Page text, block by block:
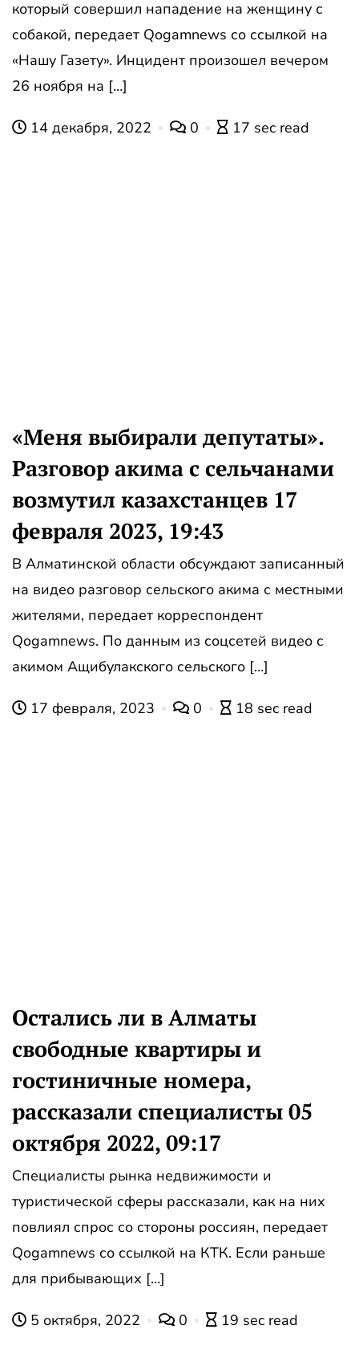
который совершил нападение на женщину с
собакой, передает Qogamnews со ссылкой на
«Нашу Газету». Инцидент произошел вечером
26 ноября на […]
14 декабря, 2022 0 17 sec read
«Меня выбирали депутаты».
Разговор акима с сельчанами
возмутил казахстанцев 17
февраля 2023, 19:43
В Алматинской области обсуждают записанный
на видео разговор сельского акима с местными
жителями, передает корреспондент
Qogamnews. По данным из соцсетей видео с
акимом Ащибулакского сельского […]
17 февраля, 2023 0 18 sec read
Остались ли в Алматы
свободные квартиры и
гостиничные номера,
рассказали специалисты 05
октября 2022, 09:17
Специалисты рынка недвижимости и
туристической сферы рассказали, как на них
повлиял спрос со стороны россиян, передает
Qogamnews со ссылкой на КТК. Если раньше
для прибывающих […]
5 октября, 2022 0 19 sec read